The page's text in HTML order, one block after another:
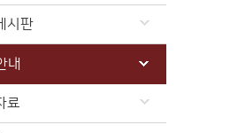
시판
내
료